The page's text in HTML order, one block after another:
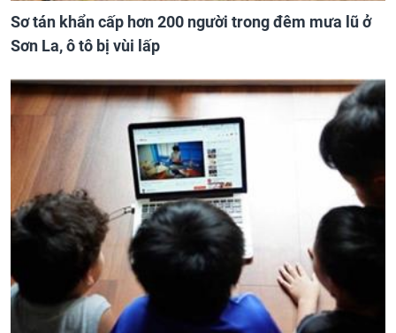
Sơ tán khẩn cấp hơn 200 người trong đêm mưa lũ ở
Sơn La, ô tô bị vùi lấp